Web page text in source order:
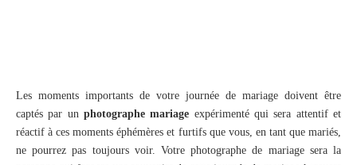
Les moments importants de votre journée de mariage doivent être
captés par un photographe mariage expérimenté qui sera attentif et
réactif à ces moments éphémères et furtifs que vous, en tant que mariés,
ne pourrez pas toujours voir. Votre photographe de mariage sera la